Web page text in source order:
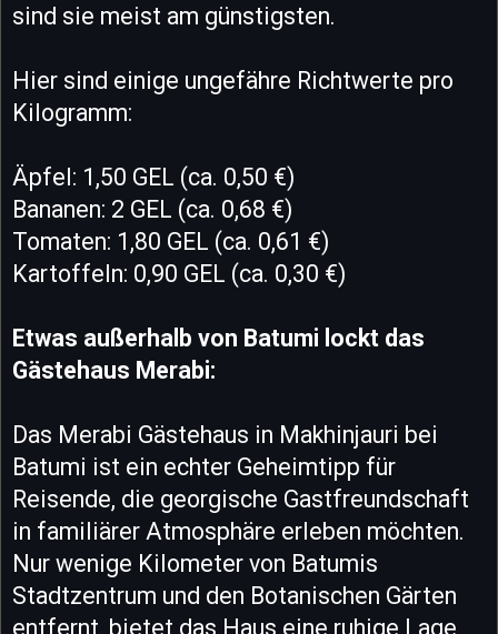
sind sie meist am günstigsten.
Hier sind einige ungefähre Richtwerte pro
Kilogramm:
Äpfel: 1,50 GEL (ca. 0,50 €)
Bananen: 2 GEL (ca. 0,68 €)
Tomaten: 1,80 GEL (ca. 0,61 €)
Kartoffeln: 0,90 GEL (ca. 0,30 €)
Etwas außerhalb von Batumi lockt das
Gästehaus Merabi:
Das Merabi Gästehaus in Makhinjauri bei
Batumi ist ein echter Geheimtipp für
Reisende, die georgische Gastfreundschaft
in familiärer Atmosphäre erleben möchten.
Nur wenige Kilometer von Batumis
Stadtzentrum und den Botanischen Gärten
entfernt, bietet das Haus eine ruhige Lage